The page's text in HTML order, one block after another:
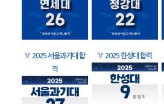
🏅 2025 서울과기대 합
격
🏅 2025 한성대 합격